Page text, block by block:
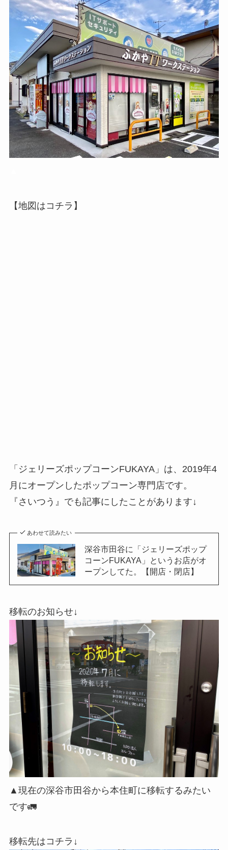
【地図はコチラ】
「ジェリーズポップコーンFUKAYA」は、2019年4
月にオープンしたポップコーン専門店です。
『さいつう』でも記事にしたことがあります↓
あわせて読みたい
深谷市田谷に「ジェリーズポップ
コーンFUKAYA」というお店がオ
ープンしてた。【開店・閉店】
移転のお知らせ↓
▲現在の深谷市田谷から本住町に移転するみたい
です🚛
移転先はコチラ↓